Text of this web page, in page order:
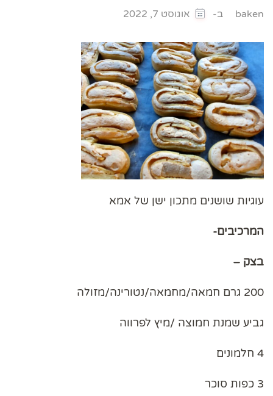
baken ב- אוגוסט 7, 2022
עוגיות שושנים מתכון ישן של אמא
המרכיבים-
בצק –
200 גרם חמאה/מחמאה/נטורינה/מזולה
גביע שמנת חמוצה /מיץ לפרווה
4 חלמונים
3 כפות סוכר